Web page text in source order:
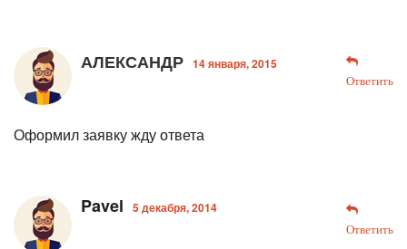
АЛЕКСАНДР 14 января, 2015
Ответить
Оформил заявку жду ответа
Pavel 5 декабря, 2014
Ответить